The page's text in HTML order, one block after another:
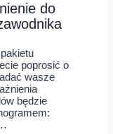
do
poprosić o
wasze
będzie